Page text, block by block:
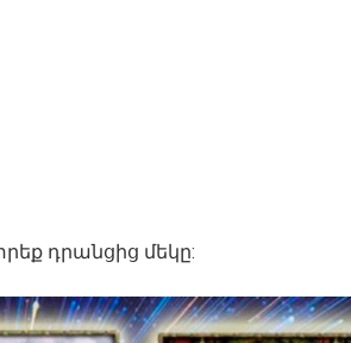
դրանցից մեկը: